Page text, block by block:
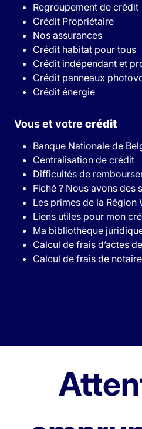
Regroupement de crédit
Crédit Propriétaire
Nos assurances
Crédit habitat pour tous
Crédit indépendant et
Crédit panneaux
Crédit énergie
Vous et votre crédit
Banque Nationale de
Centralisation de crédit
Difficultés de
Fiché ? Nous avons des
Les primes de la Région
Liens utiles pour mon
Ma bibliothèque
Calcul de frais d’actes
Calcul de frais de